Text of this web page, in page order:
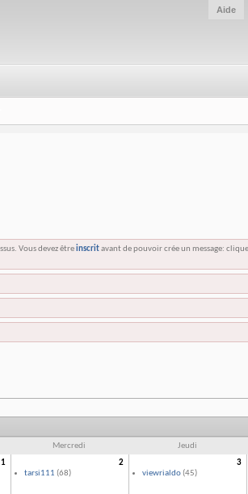
Aide
Vous devez êtreinscritavant de pouvoir crée un message:
Mercredi Jeudi
1
2
tarsi111 (68)
3
viewrialdo (45)